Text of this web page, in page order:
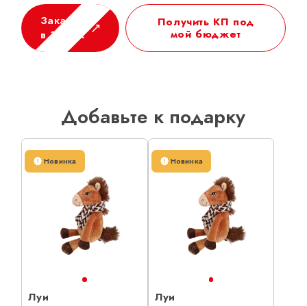
Заказать
в 1 клик
Получить КП под
мой бюджет
Добавьте к подарку
Новинка
Луи
Новинка
Луи